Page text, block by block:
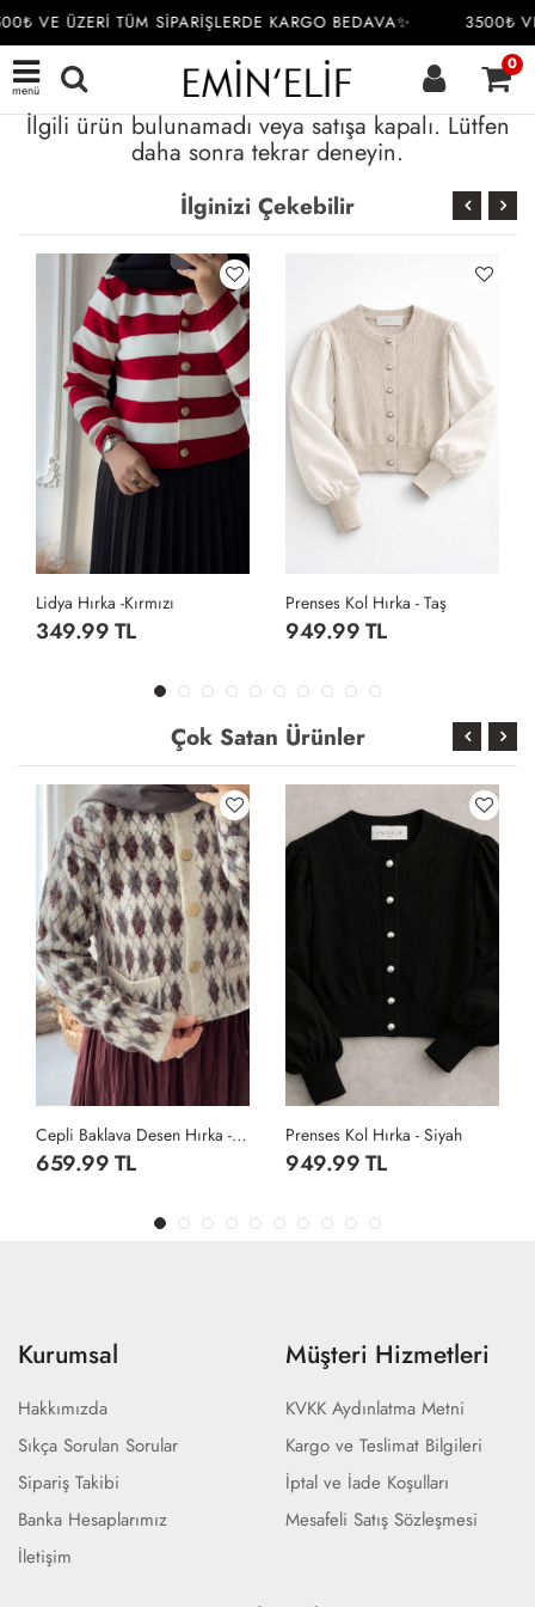
VE ÜZERİ TÜM SİPARİŞLERDE KARGO BEDAVA✨ 3500₺
menü
0
İlgili ürün bulunamadı veya satışa kapalı. Lütfen
daha sonra tekrar deneyin.
İlginizi Çekebilir
Prenses Kol Hırka - Taş
949.99 TL 659.99 TL
Çok Satan Ürünler
Cepli Baklava Desen Hırka - Bej Prenses Kol Hırka - Siyah
949.99 TL
Prenses Kol Hırka - Beyaz
949.99 TL
Kurumsal
Hakkımızda
Sıkça Sorulan Sorular
Sipariş Takibi
Banka Hesaplarımız
İletişim
Müşteri Hizmetleri
KVKK Aydınlatma Metni
Kargo ve Teslimat Bilgileri
İptal ve İade Koşulları
Mesafeli Satış Sözleşmesi